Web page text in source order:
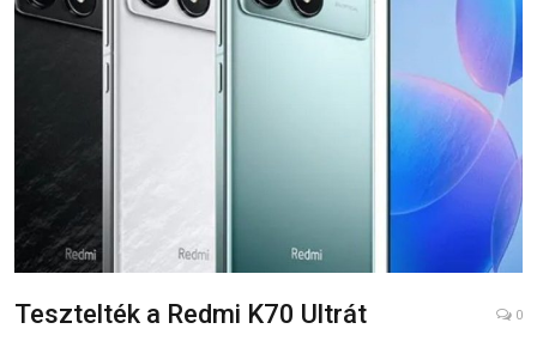
Tesztelték a Redmi K70 Ultrát 0